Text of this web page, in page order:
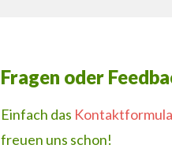
Fragen oder
Einfach das
freuen uns schon!